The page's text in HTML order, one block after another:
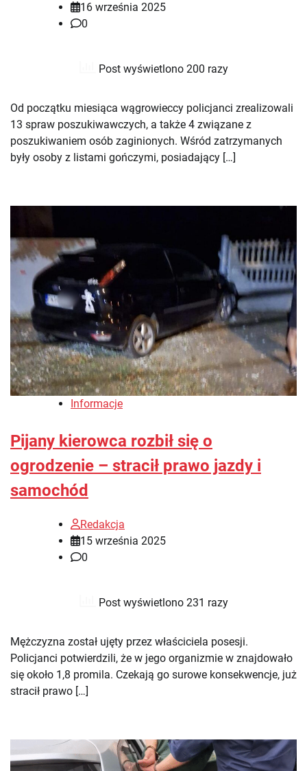
16 września 2025
0
Post wyświetlono 200 razy
Od początku miesiąca wągrowieccy policjanci zrealizowali
13 spraw poszukiwawczych, a także 4 związane z
poszukiwaniem osób zaginionych. Wśród zatrzymanych
były osoby z listami gończymi, posiadający […]
Informacje
Pijany kierowca rozbił się o
ogrodzenie – stracił prawo jazdy i
samochód
Redakcja
15 września 2025
0
Post wyświetlono 231 razy
Mężczyzna został ujęty przez właściciela posesji.
Policjanci potwierdzili, że w jego organizmie w znajdowało
się około 1,8 promila. Czekają go surowe konsekwencje, już
stracił prawo […]